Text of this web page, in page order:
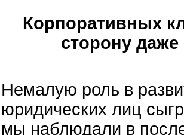
Корпоративных
сторону
Немалую роль в
юридических лиц
мы наблюдали в